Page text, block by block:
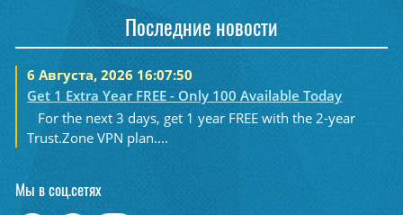
Последние новости
6 Августа, 2026 16:07:50
Get 1 Extra Year FREE - Only 100 Available Today
For the next 3 days, get 1 year FREE with the 2-year
Trust.Zone VPN plan....
Мы в соц.сетях